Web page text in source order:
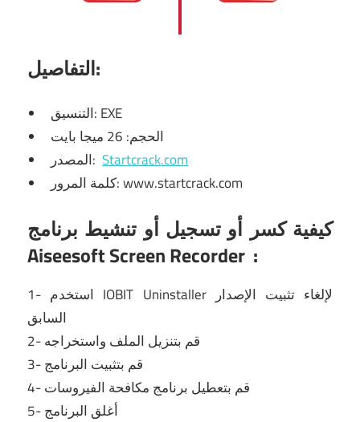
التفاصيل:
التنسيق: EXE
الحجم: 26 ميجا بايت
المصدر:Startcrack.com
كلمة المرور: www.startcrack.com
كيفية كسر أو تسجيل أو تنشيط برنامج
Aiseesoft Screen Recorder :
IOBIT Uninstaller لإلغاء تثبيت الإصدار
2- قم بتنزيل الملف واستخراجه
3- قم بتثبيت البرنامج
4- قم بتعطيل برنامج مكافحة الفيروسات
5- أغلق البرنامج